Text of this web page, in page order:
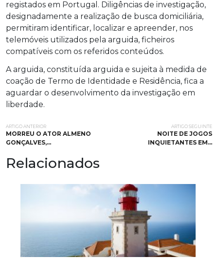
registados em Portugal. Diligências de investigação,
designadamente a realização de busca domiciliária,
permitiram identificar, localizar e apreender, nos
telemóveis utilizados pela arguida, ficheiros
compatíveis com os referidos conteúdos.
A arguida, constituída arguida e sujeita à medida de
coação de Termo de Identidade e Residência, fica a
aguardar o desenvolvimento da investigação em
liberdade.
ARTIGO ANTERIOR
MORREU O ATOR ALMENO
GONÇALVES,…
ARTIGO SEGUINTE
NOITE DE JOGOS
INQUIETANTES EM…
Relacionados